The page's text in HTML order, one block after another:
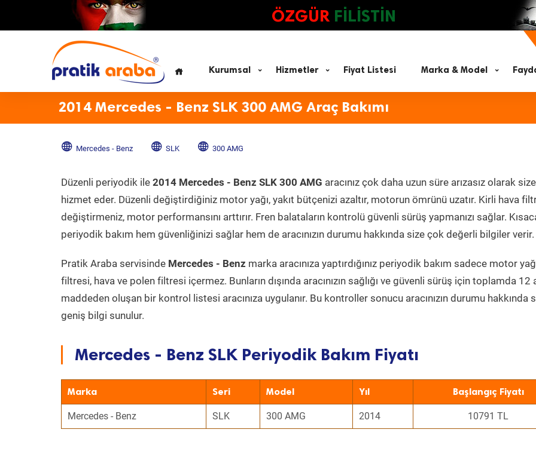
ÖZGÜR FİLİSTİN
Kurumsal Hizmetler Fiyat Listesi Marka & Model
2014 Mercedes - Benz SLK 300 AMG Araç Bakımı
Mercedes - Benz SLK 300 AMG
Düzenli periyodik ile 2014 Mercedes - Benz SLK 300 AMG aracınız çok daha uzun süre arızasız olarak size
hizmet eder. Düzenli değiştirdiğiniz motor yağı, yakıt bütçenizi azaltır, motorun ömrünü uzatır. Kirli hava
değiştirmeniz, motor performansını arttırır. Fren balataların kontrolü güvenli sürüş yapmanızı sağlar.
periyodik bakım hem güvenliğinizi sağlar hem de aracınızın durumu hakkında size çok değerli bilgiler verir.
Pratik Araba servisinde Mercedes - Benz marka aracınıza yaptırdığınız periyodik bakım sadece motor
filtresi, hava ve polen filtresi içermez. Bunların dışında aracınızın sağlığı ve güvenli sürüş için toplamda 12
maddeden oluşan bir kontrol listesi aracınıza uygulanır. Bu kontroller sonucu aracınızın durumu hakkında
geniş bilgi sunulur.
Mercedes - Benz SLK Periyodik Bakım Fiyatı
Marka Seri Model Yıl Başlangıç Fiyatı
Mercedes - Benz SLK 300 AMG 2014 10791 TL